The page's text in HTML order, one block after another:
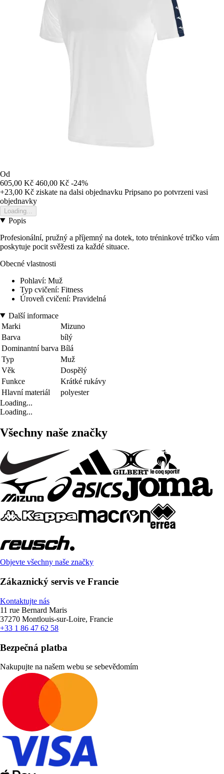
Od
605,00 Kč 460,00 Kč -24%
+23,00 Kč ziskate na dalsi objednavku Pripsano po potvrzeni vasi
objednavky
Loading...
Popis
Profesionální, pružný a příjemný na dotek, toto tréninkové tričko vám
poskytuje pocit svěžesti za každé situace.
Obecné vlastnosti
Pohlaví: Muž
Typ cvičení: Fitness
Úroveň cvičení: Pravidelná
Další informace
Marki
Mizuno
Barva
bílý
Dominantní barva Bílá
Typ
Muž
Věk
Dospělý
Funkce
Krátké rukávy
Hlavní materiál
polyester
Loading...
Loading...
Všechny naše značky
Objevte všechny naše značky
Zákaznický servis ve Francie
Kontaktujte nás
11 rue Bernard Maris
37270 Montlouis-sur-Loire, Francie
+33 1 86 47 62 58
Bezpečná platba
Nakupujte na našem webu se sebevědomím